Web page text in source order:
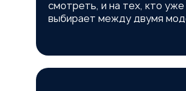
смотреть, и на тех, кто уже
выбирает между двумя